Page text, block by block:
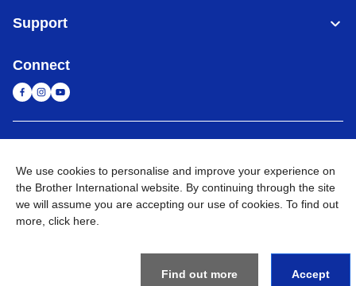
Support
Connect
隱私政策 條款與條件 網站地圖 造訪 Brother 全球網站
2026 BROTHER INTERNATIONAL TAIWAN LTD. All Rights
We use cookies to personalise and improve your experience on
the Brother International website. By continuing through the site
we will assume you are accepting our use of cookies. To find out
more, click here
Find out more Accept